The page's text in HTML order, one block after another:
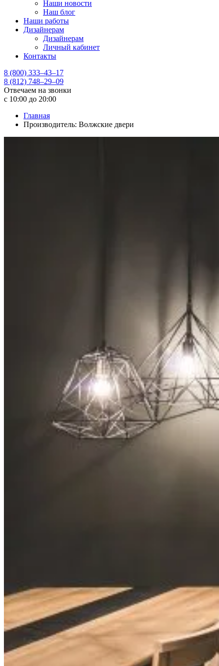
Наши новости
Наш блог
Наши работы
Дизайнерам
Дизайнерам
Личный кабинет
Контакты
8 (800) 333–43–17
8 (812) 748–29–09
Отвечаем на звонки
с 10:00 до 20:00
Главная
Производитель: Волжские двери